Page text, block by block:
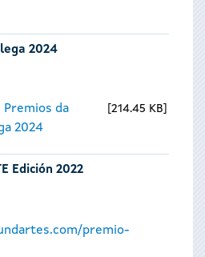
2024
Premios da
2024
214.45 KB
Edición 2022
premio-